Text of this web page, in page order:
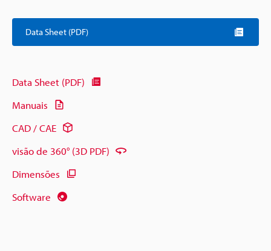
Data Sheet (PDF)
Data Sheet (PDF)
Manuais
CAD / CAE
visão de 360° (3D PDF)
Dimensões
Software